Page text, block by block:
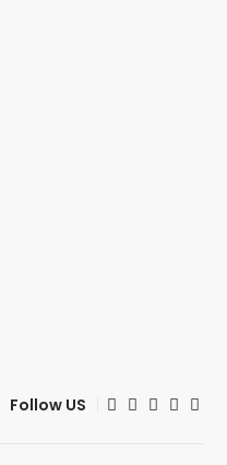
Follow US